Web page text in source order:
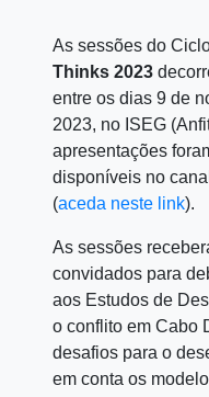
As sessões do
Thinks 2023
entre os dias 9 de
2023, no ISEG
apresentações
disponíveis no
(aceda neste link).
As sessões
convidados para
aos Estudos de
o conflito em Cabo
desafios para o
em conta os